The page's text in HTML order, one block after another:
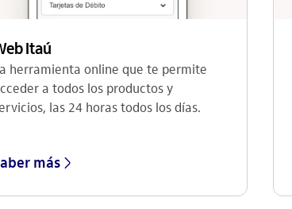
Itaú
herramienta online que te permite
a todos los productos y
las 24 horas todos los días.
más